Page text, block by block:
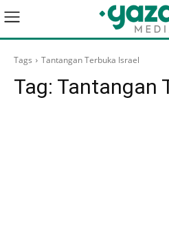
Tags Tantangan Terbuka Israel
Tag: Tantangan